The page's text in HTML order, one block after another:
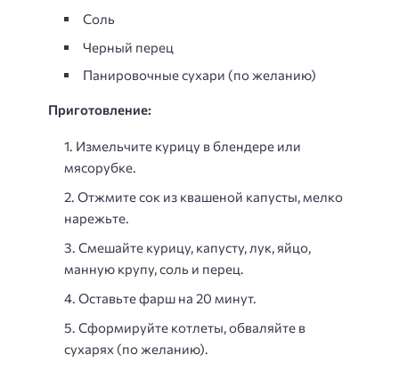
Соль
Черный перец
Панировочные сухари (по желанию)
Приготовление:
Измельчите курицу в блендере или
мясорубке.
Отжмите сок из квашеной капусты, мелко
нарежьте.
Смешайте курицу, капусту, лук, яйцо,
манную крупу, соль и перец.
Оставьте фарш на 20 минут.
Сформируйте котлеты, обваляйте в
сухарях (по желанию).